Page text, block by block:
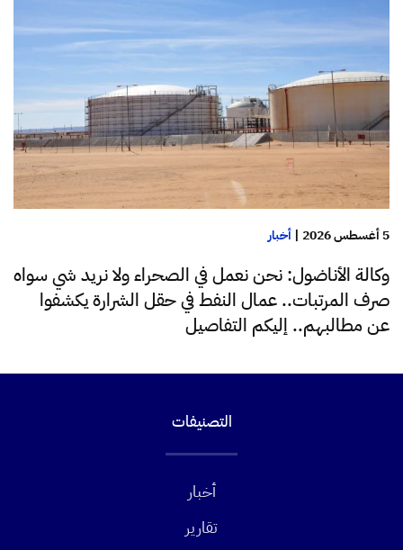
5 أغسطس 2026 | أخبار
وكالة الأناضول: نحن نعمل في الصحراء ولا نريد شي سواه
صرف المرتبات.. عمال النفط في حقل الشرارة يكشفوا
عن مطالبهم.. إليكم التفاصيل
التصنيفات
أخبار
تقارير